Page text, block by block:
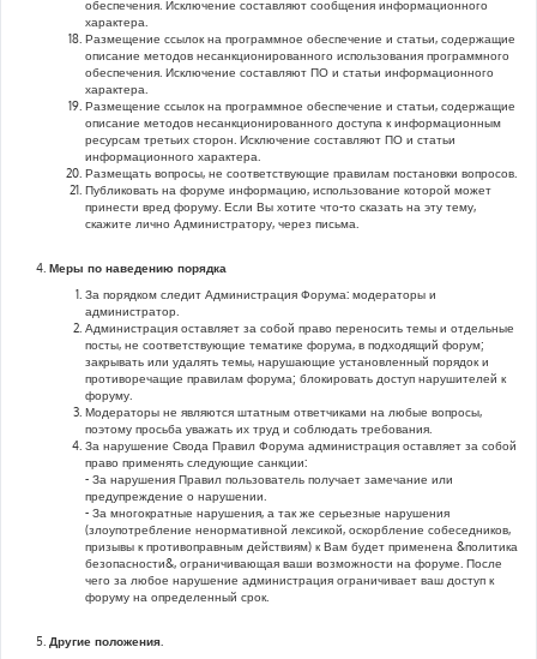
обеспечения. Исключение составляют сообщения информационного
характера.
Размещение ссылок на программное обеспечение и статьи, содержащие
описание методов несанкционированного использования программного
обеспечения. Исключение составляют ПО и статьи информационного
характера.
Размещение ссылок на программное обеспечение и статьи, содержащие
описание методов несанкционированного доступа к информационным
ресурсам третьих сторон. Исключение составляют ПО и статьи
информационного характера.
Размещать вопросы, не соответствующие правилам постановки вопросов.
Публиковать на форуме информацию, использование которой может
принести вред форуму. Если Вы хотите что-то сказать на эту тему,
скажите лично Администратору, через письма.
Меры по наведению порядка
За порядком следит Администрация Форума: модераторы и
администратор.
Администрация оставляет за собой право переносить темы и отдельные
посты, не соответствующие тематике форума, в подходящий форум;
закрывать или удалять темы, нарушающие установленный порядок и
противоречащие правилам форума; блокировать доступ нарушителей к
форуму.
Модераторы не являются штатным ответчиками на любые вопросы,
поэтому просьба уважать их труд и соблюдать требования.
За нарушение Свода Правил Форума администрация оставляет за собой
право применять следующие санкции:
- За нарушения Правил пользователь получает замечание или
предупреждение о нарушении.
- За многократные нарушения, а так же серьезные нарушения
(злоупотребление ненормативной лексикой, оскорбление собеседников,
призывы к противоправным действиям) к Вам будет применена &политика
безопасности&, ограничивающая ваши возможности на форуме. После
чего за любое нарушение администрация ограничивает ваш доступ к
форуму на определенный срок.
Другие положения.